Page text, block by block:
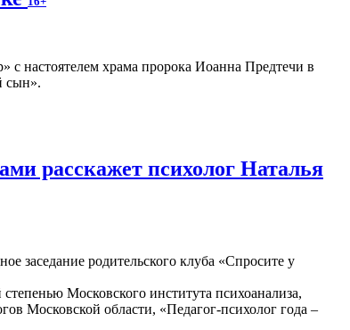
с настоятелем храма пророка Иоанна Предтечи в
сын».
расскажет психолог Наталья
заседание родительского клуба «Спросите у
Московского института психоанализа,
Московской области, «Педагог-психолог года –